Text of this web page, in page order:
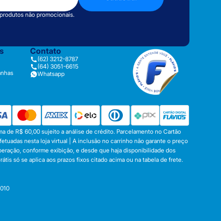
não promocionais.
Contato
(62) 3212-8787
(64) 3051-6615
Whatsapp
de R$ 60,00 sujeito a análise de crédito. Parcelamento no Cartão
nesta loja virtual | A inclusão no carrinho não garante o preço
conforme exibição, e desde que haja disponibilidade dos
só se aplica aos prazos fixos citado acima ou na tabela de frete.